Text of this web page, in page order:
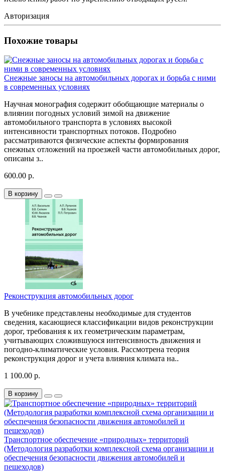
Авторизация
Похожие товары
Снежные заносы на автомобильных дорогах и борьба с ними
в современных условиях
Научная монография содержит обобщающие материалы о
влиянии погодных условий зимой на движение
автомобильного транспорта в условиях высокой
интенсивности транспортных потоков. Подробно
рассматриваются физические аспекты формирования
снежных отложений на проезжей части автомобильных дорог,
описаны з..
600.00 р.
В корзину
Реконструкция автомобильных дорог
В учебнике представлены необходимые для студентов
сведения, касающиеся классификации видов реконструкции
дорог, требования к их геометрическим параметрам,
учитывающих сложившуюся интенсивность движения и
погодно-климатические условия. Рассмотрена теория
реконструкция дорог и учета влияния климата на..
1 100.00 р.
В корзину
Транспортное обеспечение «природных» территорий
(Методология разработки комплексной схема организации и
обеспечения безопасности движения автомобилей и
пешеходов)